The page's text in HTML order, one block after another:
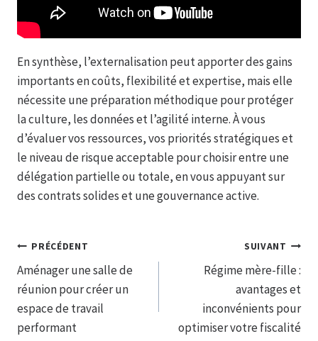
En synthèse, l’externalisation peut apporter des gains
importants en coûts, flexibilité et expertise, mais elle
nécessite une préparation méthodique pour protéger
la culture, les données et l’agilité interne. À vous
d’évaluer vos ressources, vos priorités stratégiques et
le niveau de risque acceptable pour choisir entre une
délégation partielle ou totale, en vous appuyant sur
des contrats solides et une gouvernance active.
Navigation
de
l’article
PRÉCÉDENT
Aménager une salle de
réunion pour créer un
espace de travail
performant
SUIVANT
Régime mère-fille :
avantages et
inconvénients pour
optimiser votre fiscalité